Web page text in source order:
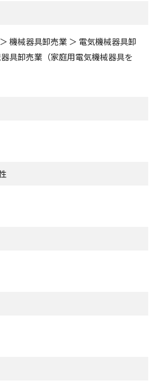
機械器具卸売業 ＞ 電気機械器具卸
具卸売業（家庭用電気機械器具を